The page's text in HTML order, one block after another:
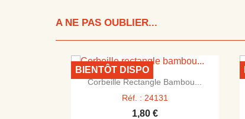
A NE PAS OUBLIER...
 Aperçu rapide
Corbeille Rectangle Bambou...
Réf. : 24131
1,80 €
BIENTÔT DISPO